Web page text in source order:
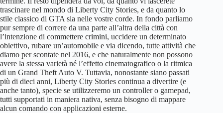
trascinare nel mondo di Liberty City Stories, e da quanto lo
stile classico di GTA sia nelle vostre corde. In fondo parliamo
pur sempre di correre da una parte all’altra della città con
l’intenzione di commettere crimini, uccidere un determinato
obiettivo, rubare un’automobile e via dicendo, tutte attività che
diamo per scontate nel 2016, e che naturalmente non possono
avere la stessa varietà né l’effetto cinematografico o la ritmica
di un Grand Theft Auto V. Tuttavia, nonostante siano passati
più di dieci anni, Liberty City Stories continua a divertire (e
anche tanto), specie se utilizzeremo un controller o gamepad,
tutti supportati in maniera nativa, senza bisogno di mappare
alcun comando con applicazioni esterne.